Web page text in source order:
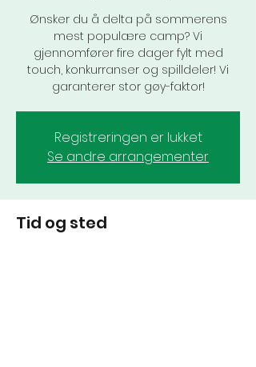
Ønsker du å delta på sommerens
mest populære camp? Vi
gjennomfører fire dager fylt med
touch, konkurranser og spilldeler! Vi
garanterer stor gøy-faktor!
Registreringen er lukket
Se andre arrangementer
Tid og sted